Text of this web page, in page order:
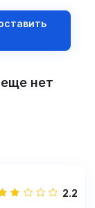
нет
2.2